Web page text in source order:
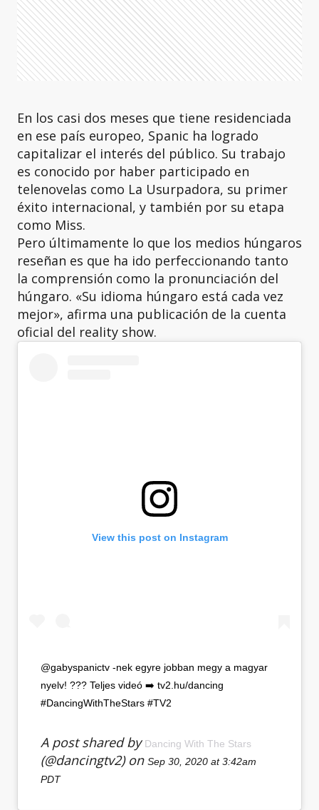
En los casi dos meses que tiene residenciada
en ese país europeo, Spanic ha logrado
capitalizar el interés del público. Su trabajo
es conocido por haber participado en
telenovelas como La Usurpadora, su primer
éxito internacional, y también por su etapa
como Miss.
Pero últimamente lo que los medios húngaros
reseñan es que ha ido perfeccionando tanto
la comprensión como la pronunciación del
húngaro. «Su idioma húngaro está cada vez
mejor», afirma una publicación de la cuenta
oficial del reality show.
View this post on Instagram
@gabyspanictv -nek egyre jobban megy a magyar
nyelv! ??? Teljes videó ➡️ tv2.hu/dancing
#DancingWithTheStars #TV2
A post shared byDancing With The Stars
(@dancingtv2) on Sep 30, 2020 at 3:42am
PDT